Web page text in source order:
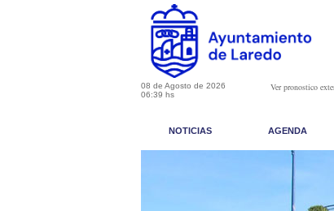
08 de Agosto de 2026
06:39 hs
Ver pronostico
NOTICIAS AGENDA